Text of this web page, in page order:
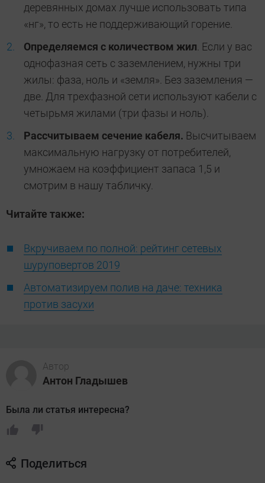
деревянных домах лучше использовать типа
«нг», то есть не поддерживающий горение.
Определяемся с количеством жил . Если у вас
однофазная сеть с заземлением, нужны три
жилы: фаза, ноль и «земля». Без заземления —
две. Для трехфазной сети используют кабели с
четырьмя жилами (три фазы и ноль).
Рассчитываем сечение кабеля. Высчитываем
максимальную нагрузку от потребителей,
умножаем на коэффициент запаса 1,5 и
смотрим в нашу табличку.
Читайте также:
Вкручиваем по полной: рейтинг сетевых
шуруповертов 2019
Автоматизируем полив на даче: техника
против засухи
Автор
Антон Гладышев
Была ли статья интересна?
Поделиться